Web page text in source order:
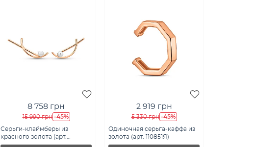
8 758 грн
15 990 грн -45%
Серьги-клаймберы из
красного золота (арт.
2110303101)
2 919 грн
5 330 грн -45%
Одиночная серьга-каффа из
золота (арт. 110851Я)